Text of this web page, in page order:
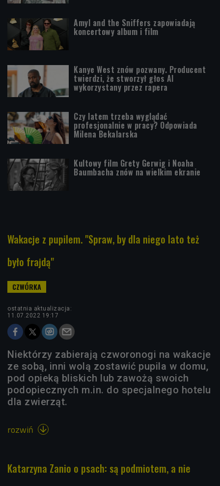
Amyl and the Sniffers zapowiadają
koncertowy album i film
Kanye West znów pozwany. Producent
twierdzi, że stworzył głos AI
wykorzystany przez rapera
Czy latem trzeba wyglądać
profesjonalnie w pracy? Odpowiada
Milena Bekalarska
Kultowy film Grety Gerwig i Noaha
Baumbacha znów na wielkim ekranie
Wakacje z pupilem. "Spraw, by dla niego lato też
było frajdą"
ostatnia aktualizacja:
11.07.2022 19:17
Niektórzy zabierają czworonogi na wakacje
ze sobą, inni wolą zostawić pupila w domu,
pod opieką bliskich lub zawożą swoich
podopiecznych m.in. do specjalnego hotelu
dla zwierząt.
rozwiń 
Katarzyna Zanio o psach: są podmiotem, a nie